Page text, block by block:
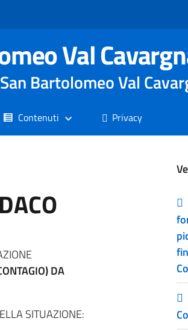
Val
Bartolomeo Val
Contenuti Privacy
DA
SITUAZIONE: